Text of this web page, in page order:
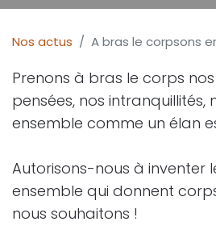
Nos actus A bras le corpsons
Prenons à bras le corps
pensées, nos intranquillités,
ensemble comme un élan
Autorisons-nous à inventer
ensemble qui donnent
nous souhaitons !